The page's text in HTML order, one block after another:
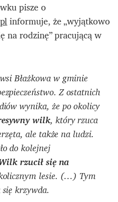
pisze o
informuje, że „wyjątkowo
na rodzinę” pracującą w
Błażkowa w gminie
Z ostatnich
wynika, że po okolicy
wilk, który rzuca
ale także na ludzi.
do kolejnej
rzucił się na
lesie. (…) Tym
krzywda.